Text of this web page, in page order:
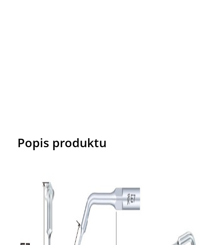
Popis produktu